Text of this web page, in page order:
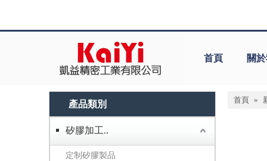
首頁 關
產品類別
矽膠加工..
定制矽膠製品
首頁 »